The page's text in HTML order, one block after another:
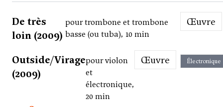
De très
loin (2009)
pour trombone et trombone
basse (ou tuba), 10 min
Œuvre
Outside/Virage
(2009)
pour violon
et
électronique,
20 min
Œuvre Électronique